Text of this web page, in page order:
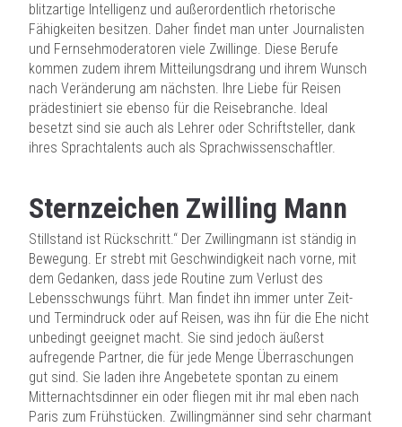
blitzartige Intelligenz und außerordentlich rhetorische
Fähigkeiten besitzen. Daher findet man unter Journalisten
und Fernsehmoderatoren viele Zwillinge. Diese Berufe
kommen zudem ihrem Mitteilungsdrang und ihrem Wunsch
nach Veränderung am nächsten. Ihre Liebe für Reisen
prädestiniert sie ebenso für die Reisebranche. Ideal
besetzt sind sie auch als Lehrer oder Schriftsteller, dank
ihres Sprachtalents auch als Sprachwissenschaftler.
Sternzeichen Zwilling Mann
Stillstand ist Rückschritt.“ Der Zwillingmann ist ständig in
Bewegung. Er strebt mit Geschwindigkeit nach vorne, mit
dem Gedanken, dass jede Routine zum Verlust des
Lebensschwungs führt. Man findet ihn immer unter Zeit-
und Termindruck oder auf Reisen, was ihn für die Ehe nicht
unbedingt geeignet macht. Sie sind jedoch äußerst
aufregende Partner, die für jede Menge Überraschungen
gut sind. Sie laden ihre Angebetete spontan zu einem
Mitternachtsdinner ein oder fliegen mit ihr mal eben nach
Paris zum Frühstücken. Zwillingmänner sind sehr charmant